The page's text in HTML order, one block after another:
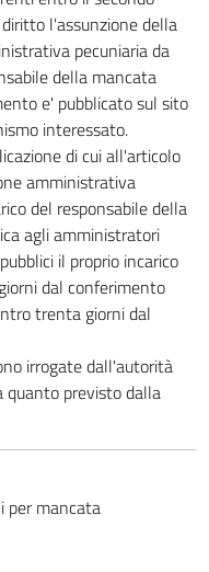
l'assunzione della
pecuniaria da
della mancata
e' pubblicato sul sito
interessato.
di cui all'articolo
amministrativa
del responsabile della
agli amministratori
il proprio incarico
dal conferimento
trenta giorni dal
irrogate dall'autorità
previsto dalla
per mancata